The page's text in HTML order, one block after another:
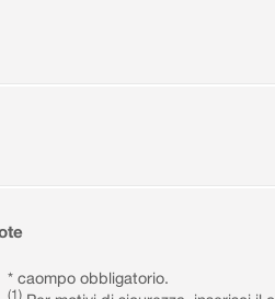
* caompo obbligatorio.
(1)